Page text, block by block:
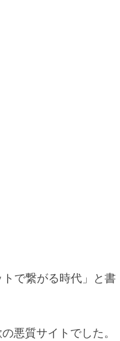
で繋がる時代」と書
悪質サイトでした。